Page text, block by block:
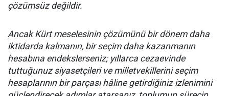
çözümsüz değildir.
Ancak Kürt meselesinin çözümünü bir dönem daha
iktidarda kalmanın, bir seçim daha kazanmanın
hesabına endekslerseniz; yıllarca cezaevinde
tuttuğunuz siyasetçileri ve milletvekillerini seçim
hesaplarının bir parçası hâline getirdiğiniz izlenimini